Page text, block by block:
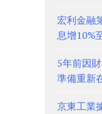
宏利金融
息增10%
5年前因
準備重新
京東工業